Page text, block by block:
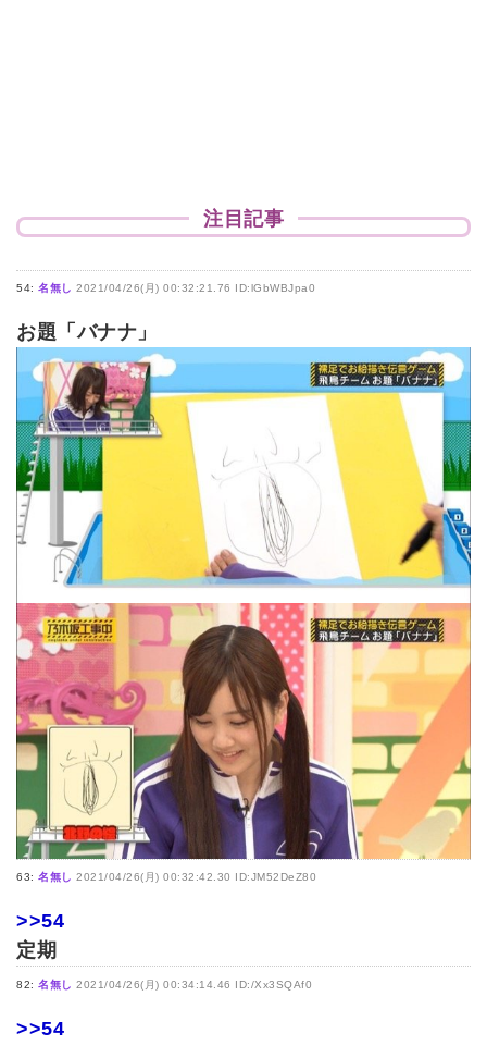
注目記事
54: 名無し 2021/04/26(月) 00:32:21.76 ID:lGbWBJpa0
お題「バナナ」
63: 名無し 2021/04/26(月) 00:32:42.30 ID:JM52DeZ80
>>54
定期
82: 名無し 2021/04/26(月) 00:34:14.46 ID:/Xx3SQAf0
>>54